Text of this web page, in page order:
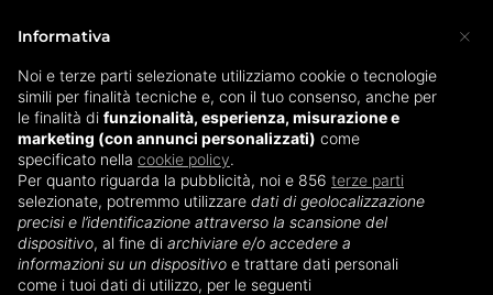
×
Informativa
Noi e terze parti selezionate utilizziamo cookie o tecnologie
simili per finalità tecniche e, con il tuo consenso, anche per
le finalità di funzionalità, esperienza, misurazione e
marketing (con annunci personalizzati) come
specificato nella cookie policy.
Per quanto riguarda la pubblicità, noi e 856 terze parti
selezionate, potremmo utilizzare dati di geolocalizzazione
precisi e l’identificazione attraverso la scansione del
dispositivo, al fine di archiviare e/o accedere a
informazioni su un dispositivo e trattare dati personali
come i tuoi dati di utilizzo, per le seguenti
Allattamento: nozioni e
consigli di base
Diventare mamma è probabilmente l’evento più
importante che possa accadere nella vita di una
donna. E’ però qualcosa alla quale non siamo